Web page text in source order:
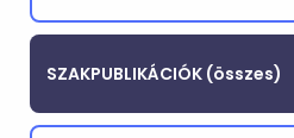
SZAKPUBLIKÁCIÓK (összes)